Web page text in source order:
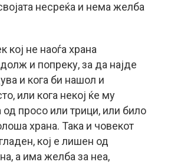
несреќа и нема желба
кој не наоѓа храна
и попреку, за да најде
и кога би нашол и
или кога некој ќе му
од просо или трици, или било
храна. Така и човекот
кој е лишен од
а има желба за неа,